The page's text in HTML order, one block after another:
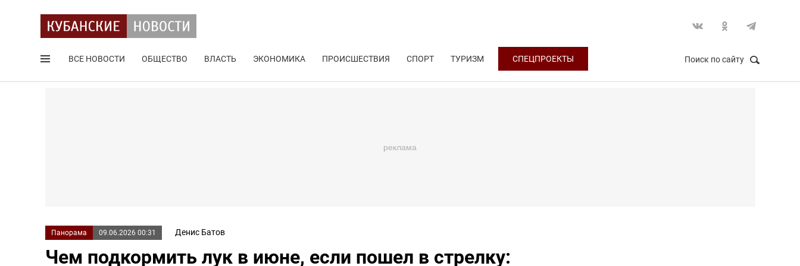
ВСЕ НОВОСТИ ОБЩЕСТВО ВЛАСТЬ ЭКОНОМИКА ПРОИСШЕСТВИЯ СПОРТ ТУРИЗМ СПЕЦПРОЕКТЫ Поиск по сайту
Панорама 09.06.2026 00:31 Денис Батов
Чем подкормить лук в июне, если пошел в стрелку: